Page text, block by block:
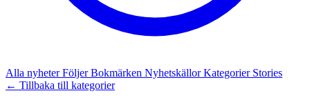
Alla nyheterFöljerBokmärken NyhetskällorKategorier Stories
← Tillbaka till kategorier